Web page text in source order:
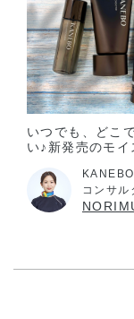
ご使用後はキャ
極端に温度の高
かないでくださ
いつでも、どこ
い♪新発売のモイ
KANEBO
コンサル